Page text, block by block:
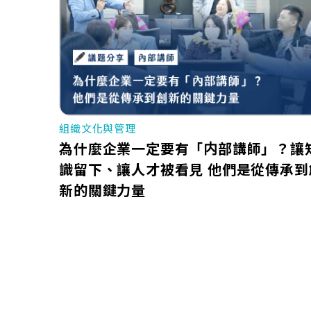
組織文化與管理
為什麼企業一定要有「内部講師」？讓
識留下、讓人才被看見 他們是從傳承
新的關鍵力量